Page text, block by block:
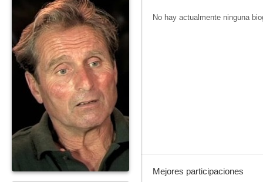
No hay actualmente ninguna
Mejores participaciones